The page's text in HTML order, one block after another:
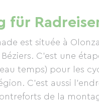
unter einer
für
est située à
C'est une
temps) pour les
C'est aussi
de la